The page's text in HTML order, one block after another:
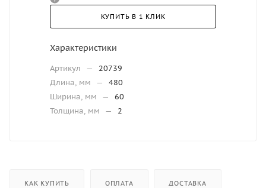
КУПИТЬ В 1 КЛИК
Характеристики
Артикул —
20739
Длина, мм
—
480
Ширина, мм
—
60
Толщина, мм
— 2
КАК КУПИТЬ ОПЛАТА ДОСТАВКА